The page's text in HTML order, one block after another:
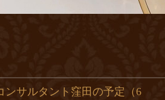
ンサルタント窪田の予定（6